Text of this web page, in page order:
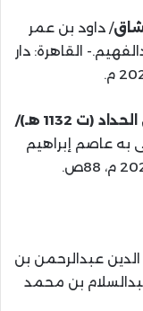
/ داود بن عمر
عبدالفهيم.- القاهرة: دار
(ت 1132 هـ)/
1163 هـ)؛ اعتنى به عاصم إبراهيم
عبدالرحمن بن
هـ)؛ تحقيق عبدالسلام بن محمد